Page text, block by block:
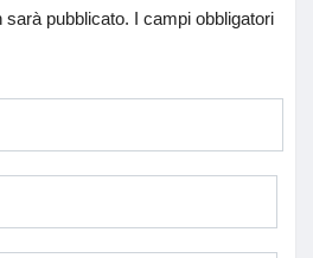
sarà pubblicato. I campi obbligatori